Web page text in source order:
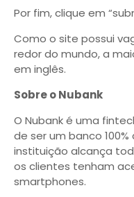
Por fim, clique em
Como o site possui
redor do mundo, a
em inglês.
Sobre o Nubank
O Nubank é uma
de ser um banco
instituição alcança
os clientes tenham
smartphones.